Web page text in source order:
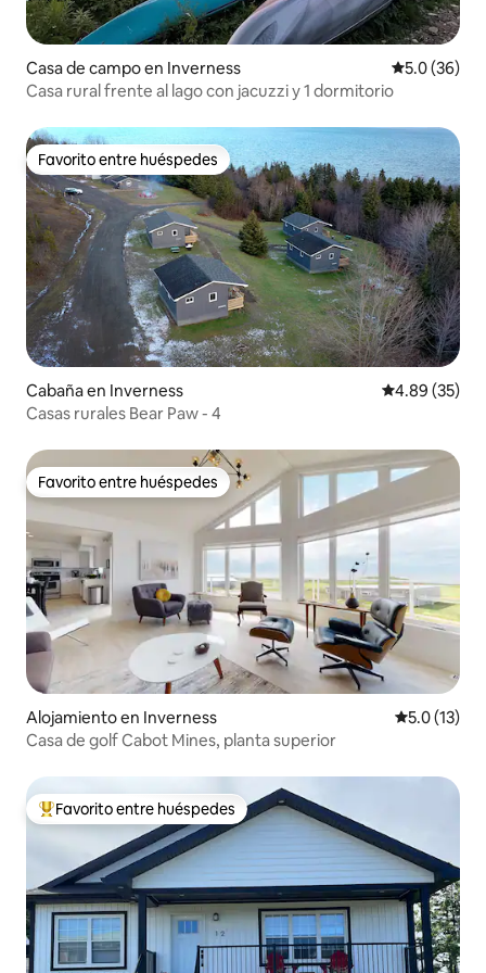
Casa de campo en Inverness Calificación
5.0 (36)
Casa rural frente al lago con jacuzzi y 1 dormitorio
Favorito entre huéspedes
Favorito entre huéspedes
Cabaña en Inverness Calificación
4.89 (35)
Casas rurales Bear Paw - 4
Favorito entre huéspedes
Favorito entre huéspedes
Alojamiento en Inverness Calificación
5.0 (13)
Casa de golf Cabot Mines, planta superior
Favorito entre huéspedes preferido
Favorito entre huéspedes